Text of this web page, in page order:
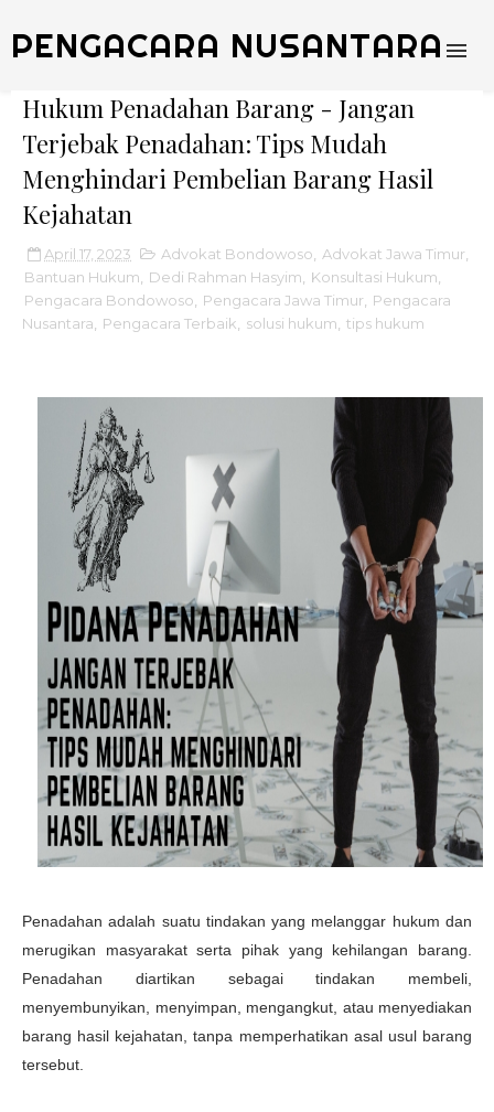
PENGACARA NUSANTARA
Hukum Penadahan Barang - Jangan
Terjebak Penadahan: Tips Mudah
Menghindari Pembelian Barang Hasil
Kejahatan
April 17, 2023 Advokat Bondowoso Advokat Jawa Timur
Bantuan Hukum
Dedi Rahman Hasyim Konsultasi Hukum
Pengacara Bondowoso
Pengacara Jawa Timur
Pengacara
Nusantara
Pengacara Terbaik solusi hukum tips hukum
Penadahan adalah suatu tindakan yang melanggar hukum dan
merugikan masyarakat serta pihak yang kehilangan barang.
Penadahan diartikan sebagai tindakan membeli,
menyembunyikan, menyimpan, mengangkut, atau menyediakan
barang hasil kejahatan, tanpa memperhatikan asal usul barang
tersebut.